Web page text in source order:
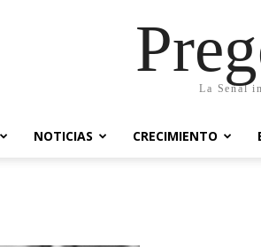
La Señal
NOTICIAS CRECIMIENTO